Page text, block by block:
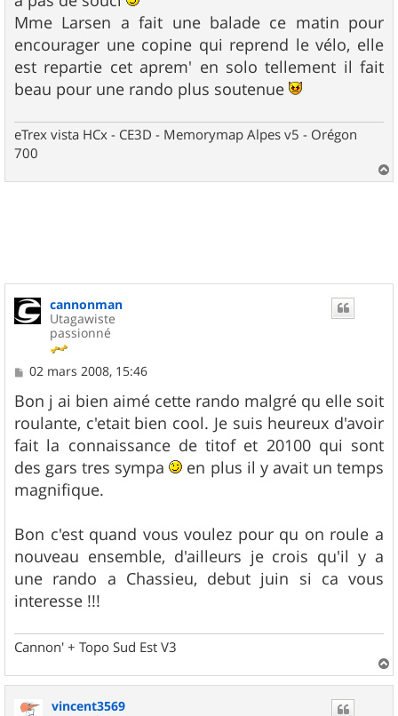
Mme Larsen a fait une balade ce matin pour
encourager une copine qui reprend le vélo, elle
est repartie cet aprem' en solo tellement il fait
beau pour une rando plus soutenue
eTrex vista HCx - CE3D - Memorymap Alpes v5 - Orégon
700
a
cannonman
Utagawiste
passionné
M
s
s
a
g
e
02 mars 2008, 15:46
Bon j ai bien aimé cette rando malgré qu elle soit
roulante, c'etait bien cool. Je suis heureux d'avoir
fait la connaissance de titof et 20100 qui sont
des gars tres sympa
en plus il y avait un temps
magnifique.
Bon c'est quand vous voulez pour qu on roule a
nouveau ensemble, d'ailleurs je crois qu'il y a
une rando a Chassieu, debut juin si ca vous
interesse !!!
Cannon' + Topo Sud Est V3
a
vincent3569